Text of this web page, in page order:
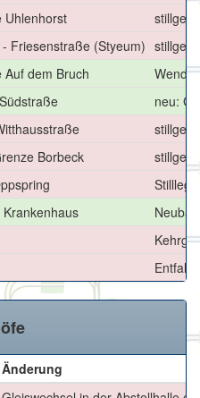
Uhlenhorst
Friesenstraße (Styeum)
Auf dem Bruch
neu:
Borbeck
Entfall
Änderung